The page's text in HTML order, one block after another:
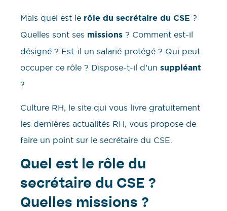
Mais quel est le rôle du secrétaire du CSE ?
Quelles sont ses missions ? Comment est-il
désigné ? Est-il un salarié protégé ? Qui peut
occuper ce rôle ? Dispose-t-il d’un suppléant
?
Culture RH, le site qui vous livre gratuitement
les dernières actualités RH, vous propose de
faire un point sur le secrétaire du CSE.
Quel est le rôle du
secrétaire du CSE ?
Quelles missions ?